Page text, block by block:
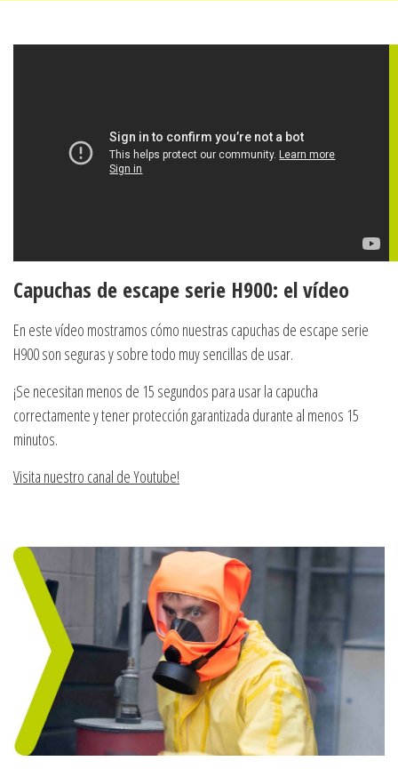
Capuchas de escape serie H900: el vídeo
En este vídeo mostramos cómo nuestras capuchas de escape serie
H900 son seguras y sobre todo muy sencillas de usar.
¡Se necesitan menos de 15 segundos para usar la capucha
correctamente y tener protección garantizada durante al menos 15
minutos.
Visita nuestro canal de Youtube!